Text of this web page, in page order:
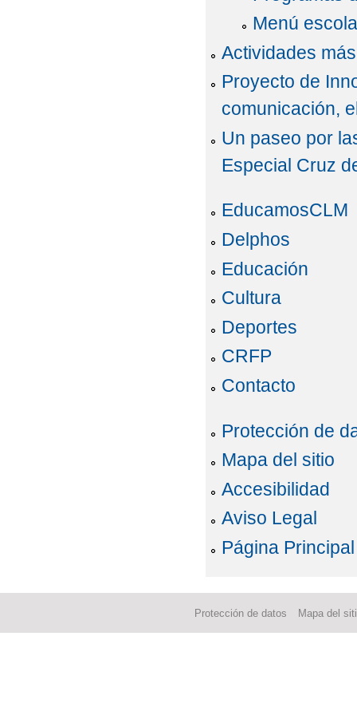
Menú
Actividades
Proyecto de
comunicación,
Un paseo por
Especial Cruz
EducamosCLM
Delphos
Educación
Cultura
Deportes
CRFP
Contacto
Protección de
Mapa del sitio
Accesibilidad
Aviso Legal
Página Principal
Protección de datos Mapa del